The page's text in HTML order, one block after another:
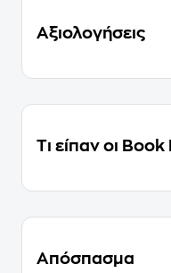
Αξιολογήσεις
Τι είπαν οι
Απόσπασμα